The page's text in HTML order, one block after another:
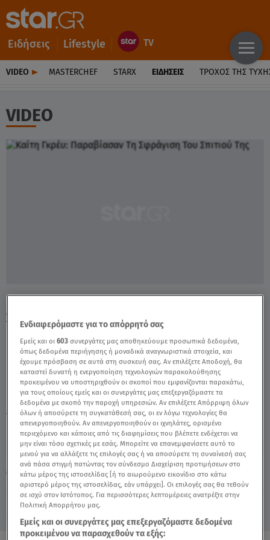
Ειδήσεις Lifestyle
VIDEO MASTERCHEF STARX ΕΙΔΉΣΕΙΣ ΤΡΟΧΌΣ ΤΗΣ
VIDEO
Παρασκευή 7 Αυγούστου 2026
22.04.25, 14:05
ΕΛΛΑΔΑ
Πηγή: Αλήθειες με τη Ζήνα
Σπιτιού Της - Video
TAGS: ΚΑΙΤΗ ΓΚΡΕΥ ΑΛΗΘΕΙΕΣ ΜΕ ΤΗ ΖΗΝΑ
Ενδιαφερόμαστε για το απόρρητό σας
Εμείς και οι603 συνεργάτες μας αποθηκεύουμε προσωπικά δεδομένα,
όπως δεδομένα περιήγησης ή μοναδικά αναγνωριστικά στοιχεία, και
έχουμε πρόσβαση σε αυτά στη συσκευή σας. Αν επιλέξετε Αποδοχή, θα
καταστεί δυνατή η ενεργοποίηση τεχνολογιών παρακολούθησης
προκειμένου να υποστηριχθούν οι σκοποί που εμφανίζονται παρακάτω,
για τους οποίους εμείς και οι συνεργάτες μας επεξεργαζόμαστε τα
δεδομένα με σκοπό την παροχή υπηρεσιών. Αν επιλέξετε Απόρριψη όλων
όλων ή αποσύρετε τη συγκατάθεσή σας, οι εν λόγω τεχνολογίες θα
απενεργοποιηθούν. Αν απενεργοποιηθούν οι ιχνηλάτες, ορισμένο
περιεχόμενο και κάποιες από τις διαφημίσεις που βλέπετε ενδέχεται να
μην είναι τόσο σχετικές με εσάς. Μπορείτε να επανεμφανίσετε αυτό το
μενού για να αλλάξετε τις επιλογές σας ή να αποσύρετε τη συναίνεσή σας
ανά πάσα στιγμή πατώντας τον σύνδεσμο Διαχείριση προτιμήσεων στο
κάτω μέρος της ιστοσελίδας [ή το αιωρούμενο εικονίδιο στο κάτω
αριστερό μέρος της ιστοσελίδας, εάν υπάρχει]. Οι επιλογές σας θα τεθούν
σε ισχύ στον Ιστότοπος. Για περισσότερες λεπτομέρειες ανατρέξτε στην
Πολιτική Απορρήτου μας.
Εμείς και οι συνεργάτες μας επεξεργαζόμαστε δεδομένα
προκειμένου να παρασχεθούν τα εξής: